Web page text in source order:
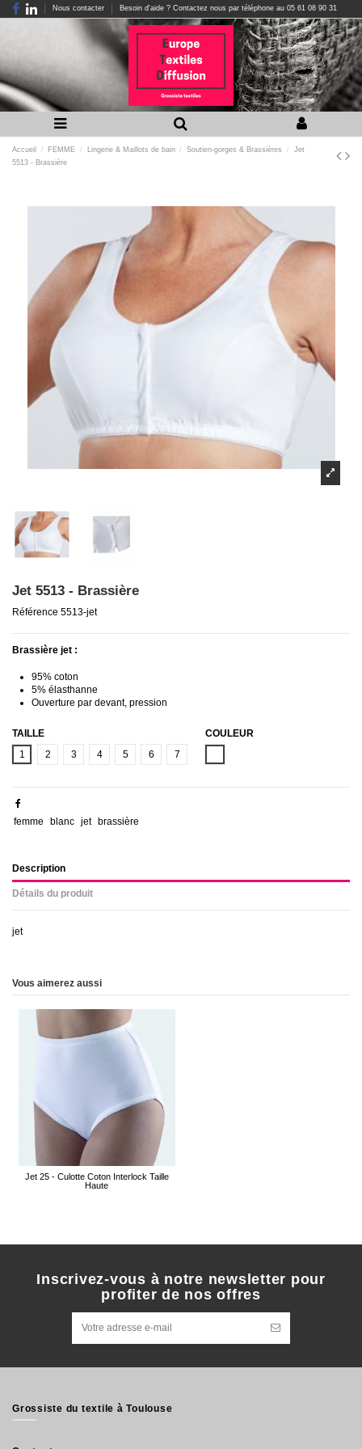
Nous contacter Besoin d'aide ? Contactez nous par téléphone au 05 61 08 90 31
Accueil FEMME Lingerie & Maillots de bain Soutien-gorges & Brassières
Jet
5513 - Brassière
Jet 5513 - Brassière
Référence 5513-jet
Brassière jet :
95% coton
5% élasthanne
Ouverture par devant, pression
TAILLE
1
2 3 4 5 6 7
COULEUR
femme blanc jet brassière
Description
Détails du produit
jet
Vous aimerez aussi
Jet 25 - Culotte Coton Interlock Taille
Haute
Inscrivez-vous à notre newsletter pour
profiter de nos offres
Grossiste du textile à Toulouse